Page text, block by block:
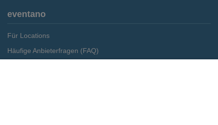
eventano
Für Locations
Häufige Anbieterfragen (FAQ)